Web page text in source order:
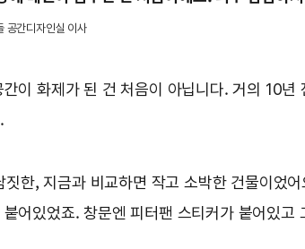
공간디자인실 이사
이 화제가 된 건 처음이 아닙니다. 거의 10
한, 지금과 비교하면 작고 소박한 건물이었
어있었죠. 창문엔 피터팬 스티커가 붙어있고